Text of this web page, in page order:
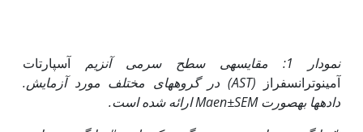
نمودار 1: مقایسه­ی سطح سرمی آنزیم
آسپارتات
آمینوترانسفراز
(
AST) در گروه‏های مختلف مورد آزمایش.
داده‏ها به‏صورتMaen±SEMارائه شده است.